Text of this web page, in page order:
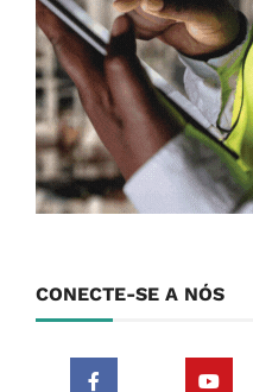
CONECTE-SE A NÓS